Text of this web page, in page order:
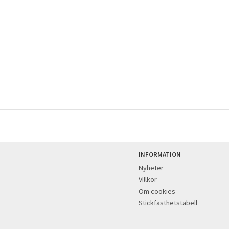
INFORMATION
Nyheter
Villkor
Om cookies
Stickfasthetstabell